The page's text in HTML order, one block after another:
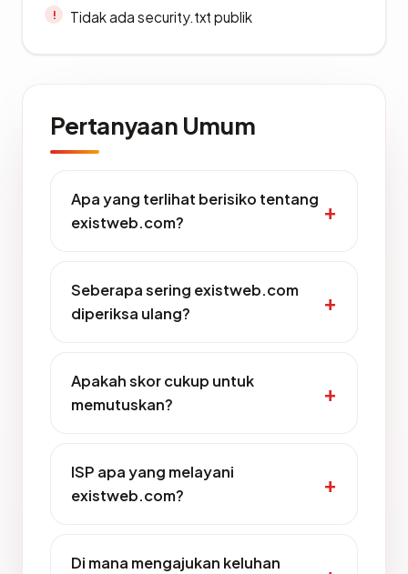
Tidak ada security.txt publik
Pertanyaan Umum
Apa yang terlihat berisiko tentang
existweb.com?
Seberapa sering existweb.com
diperiksa ulang?
Apakah skor cukup untuk
memutuskan?
ISP apa yang melayani
existweb.com?
Di mana mengajukan keluhan